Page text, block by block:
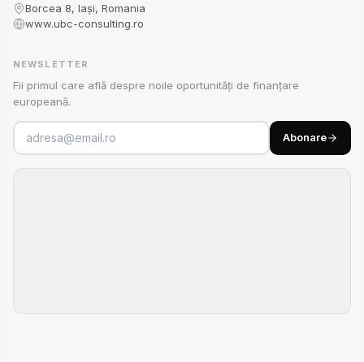
Borcea 8, Iași, Romania
www.ubc-consulting.ro
NEWSLETTER
Fii primul care află despre noile oportunități de finanțare
europeană.
Abonare